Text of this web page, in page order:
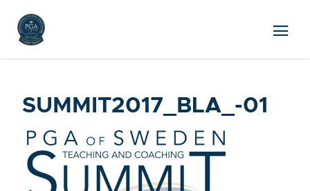
SUMMIT2017_BLA_-01